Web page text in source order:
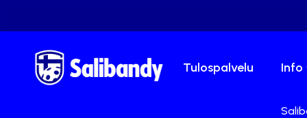
Tulospalvelu Info